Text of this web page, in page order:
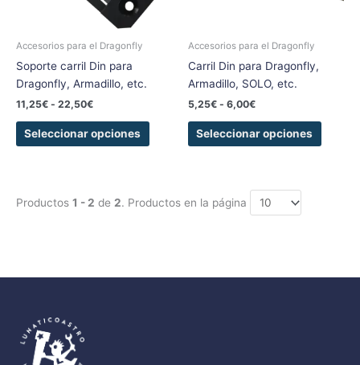
Accesorios para el Dragonfly
Soporte carril Din para
Dragonfly, Armadillo, etc.
11,25€ - 22,50€
Seleccionar opciones
se
Accesorios para el Dragonfly
Carril Din para Dragonfly,
Armadillo, SOLO, etc.
5,25€ - 6,00€
Seleccionar opciones
Productos 1 - 2 de 2. Productos en la página